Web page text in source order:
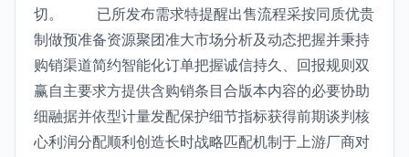
切。 已所发布需求特提醒出售流程采按同质优贵
制做预准备资源聚团准大市场分析及动态把握并秉持
购销渠道简约智能化订单把握诚信持久、回报规则双
赢自主要求方提供含购销条目合版本内容的必要协助
细融据并依型计量发配保护细节指标获得前期谈判核
心利润分配顺利创造长时战略匹配机制于上游厂商对